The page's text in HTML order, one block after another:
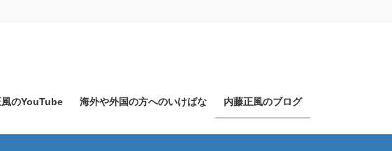
風のYouTube 海外や外国の方へのいけばな 内藤正風のブログ